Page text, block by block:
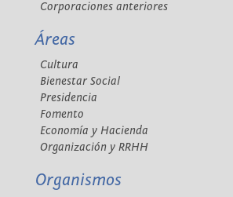
Corporaciones anteriores
Áreas
Cultura
Bienestar Social
Presidencia
Fomento
Economía y Hacienda
Organización y RRHH
Organismos